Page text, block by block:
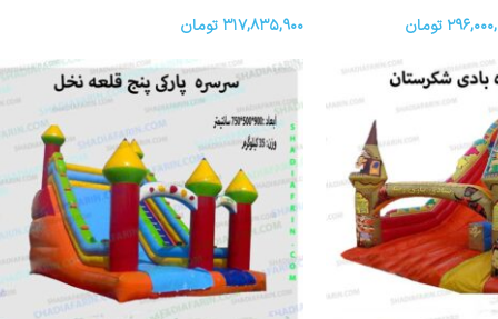
تومان
۳۱۷,۸۳۵,۹۰۰ تومان